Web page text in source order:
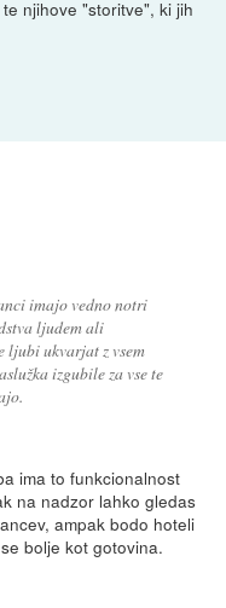
njihove "storitve", ki jih
imajo vedno notri
ljudem ali
ljubi ukvarjat z vsem
izgubile za vse te
ima to funkcionalnost
na nadzor lahko gledas
ampak bodo hoteli
bolje kot gotovina.